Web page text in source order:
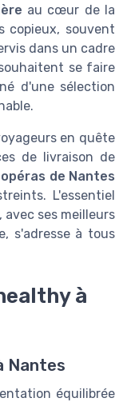
au cœur de la
copieux, souvent
dans un cadre
se faire
d'une sélection
en quête
de livraison de
opéras de Nantes
L'essentiel
avec ses meilleurs
s'adresse à tous
à
Nantes
équilibrée